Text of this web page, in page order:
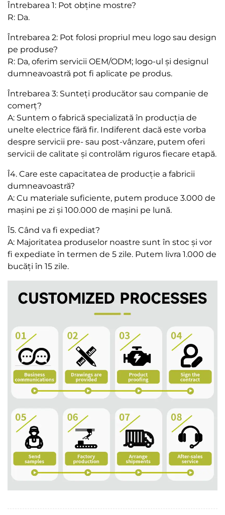
Întrebarea 1: Pot obține mostre?
R: Da.
Întrebarea 2: Pot folosi propriul meu logo sau design
pe produse?
R: Da, oferim servicii OEM/ODM; logo-ul și designul
dumneavoastră pot fi aplicate pe produs.
Întrebarea 3: Sunteți producător sau companie de
comerț?
A: Suntem o fabrică specializată în producția de
unelte electrice fără fir. Indiferent dacă este vorba
despre servicii pre- sau post-vânzare, putem oferi
servicii de calitate și controlăm riguros fiecare etapă.
Î4. Care este capacitatea de producție a fabricii
dumneavoastră?
A: Cu materiale suficiente, putem produce 3.000 de
mașini pe zi și 100.000 de mașini pe lună.
Î5. Când va fi expediat?
A: Majoritatea produselor noastre sunt în stoc și vor
fi expediate în termen de 5 zile. Putem livra 1.000 de
bucăți în 15 zile.